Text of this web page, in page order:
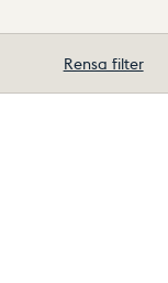
Rensa filter